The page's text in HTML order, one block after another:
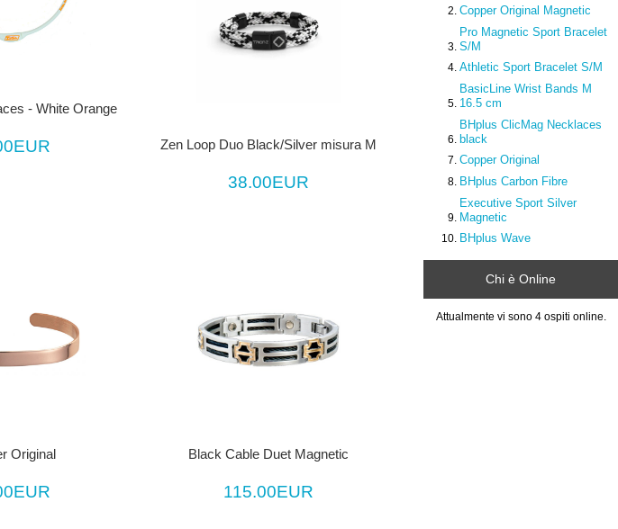
- White Orange
Zen Loop Duo Black/Silver misura M
38.00EUR
Original Black Cable Duet Magnetic
115.00EUR
Copper Original Magnetic
Pro Magnetic Sport Bracelet
S/M
Athletic Sport Bracelet S/M
BasicLine Wrist Bands M
16.5 cm
BHplus ClicMag Necklaces
black
Copper Original
BHplus Carbon Fibre
Executive Sport Silver
Magnetic
BHplus Wave
Chi è Online
Attualmente vi sono 4 ospiti online.